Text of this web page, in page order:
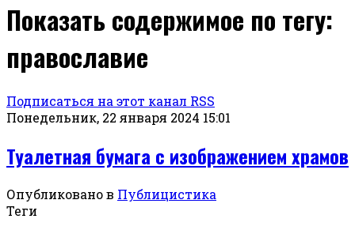
Показать содержимое по тегу:
православие
Подписаться на этот канал RSS
Понедельник, 22 января 2024 15:01
Туалетная бумага с изображением храмов
Опубликовано в Публицистика
Теги